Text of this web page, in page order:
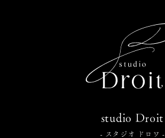
studio Droit
- スタジオ ドロワ -